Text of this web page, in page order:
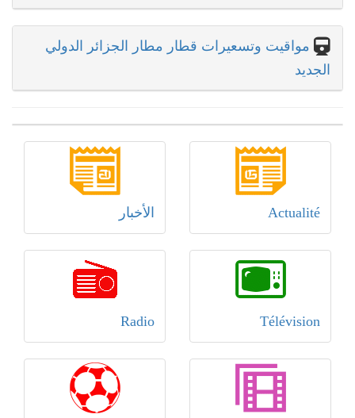
مواقيت وتسعيرات قطار مطار الجزائر الدولي
الجديد
Actualité الأخبار
Télévision
Radio